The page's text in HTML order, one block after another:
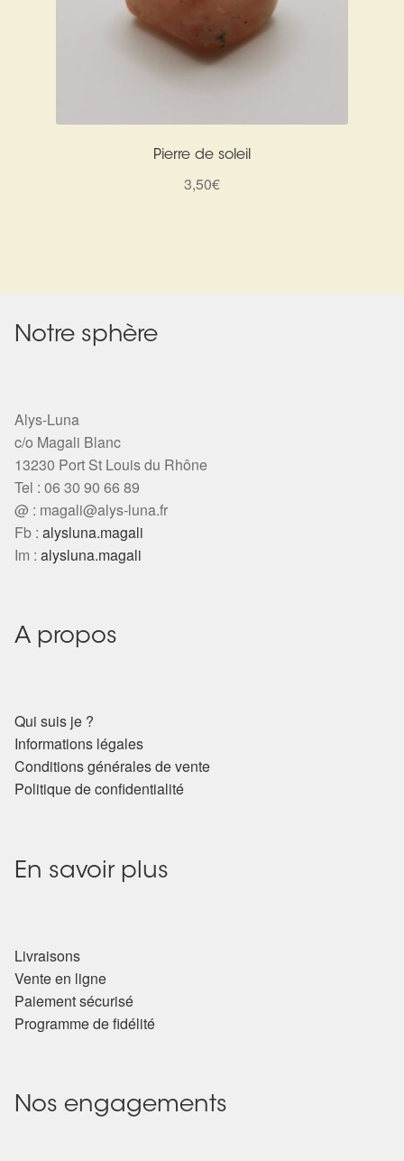
Pierre de soleil
3,50€
Notre sphère
Alys-Luna
c/o Magali Blanc
13230 Port St Louis du Rhône
Tel : 06 30 90 66 89
@ : magali@alys-luna.fr
Fb : alysluna.magali
Im : alysluna.magali
A propos
Qui suis je ?
Informations légales
Conditions générales de vente
Politique de confidentialité
En savoir plus
Livraisons
Vente en ligne
Paiement sécurisé
Programme de fidélité
Nos engagements